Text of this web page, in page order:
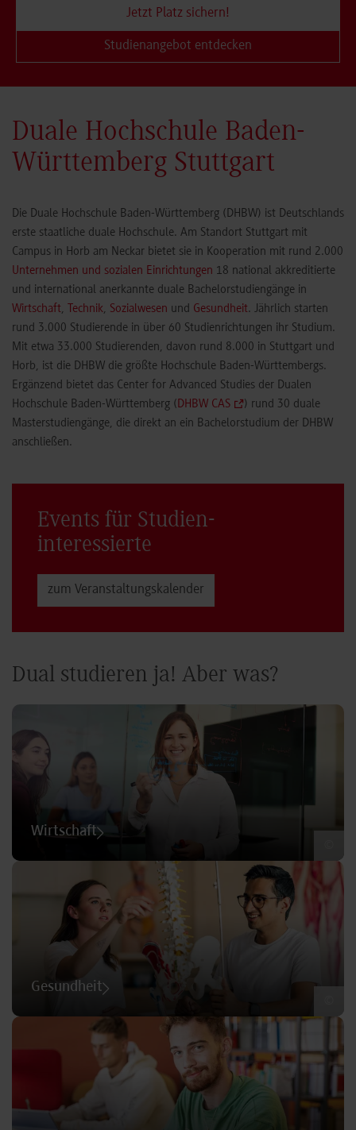
Jetzt Platz sichern!
Studienangebot entdecken
Duale Hochschule Baden-
Württemberg Stuttgart
Die Duale Hochschule Baden-Württemberg (DHBW) ist Deutschlands
erste staatliche duale Hochschule. Am Standort Stuttgart mit
Campus in Horb am Neckar bietet sie in Kooperation mit rund 2.000
Unternehmen und sozialen Einrichtungen 18 national akkreditierte
und international anerkannte duale Bachelorstudiengänge in
Wirtschaft, Technik, Sozialwesen und Gesundheit. Jährlich starten
rund 3.000 Studierende in über 60 Studienrichtungen ihr Studium.
Mit etwa 33.000 Studierenden, davon rund 8.000 in Stuttgart und
Horb, ist die DHBW die größte Hochschule Baden-Württembergs.
Ergänzend bietet das Center for Advanced Studies der Dualen
Hochschule Baden-Württemberg (DHBW CAS
) rund 30 duale
Masterstudiengänge, die direkt an ein Bachelorstudium der DHBW
anschließen.
Events für Studien­
interessierte
zum Veranstaltungs­kalender
Dual studieren ja! Aber was?
Wirtschaft
Gesundheit